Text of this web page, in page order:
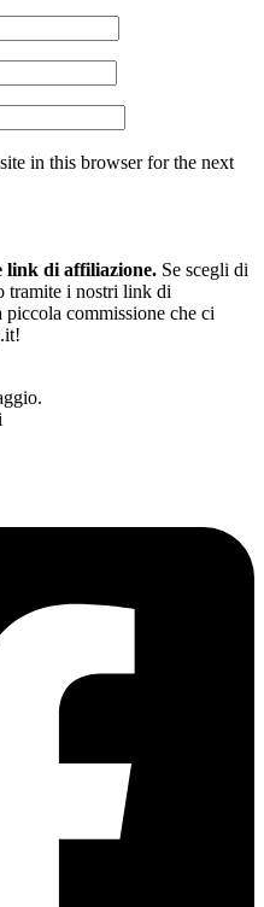
in this browser for the next
link di affiliazione. Se scegli di
tramite i nostri link di
commissione che ci